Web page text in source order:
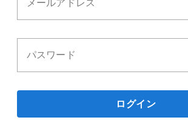
メールアドレス
パスワード
ログイン